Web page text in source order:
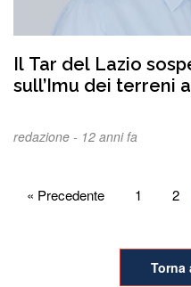
Il Tar del Lazio
sull’Imu dei terreni
redazione - 12 anni fa
Paginazione
« Precedente 1 2
Torna